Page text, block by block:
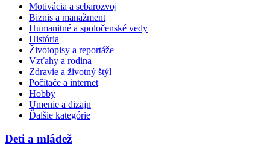
Motivácia a sebarozvoj
Biznis a manažment
Humanitné a spoločenské vedy
História
Životopisy a reportáže
Vzťahy a rodina
Zdravie a životný štýl
Počítače a internet
Hobby
Umenie a dizajn
Ďalšie kategórie
Deti a mládež